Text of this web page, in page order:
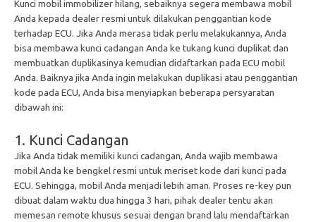
Kunci mobil immobilizer hilang, sebaiknya segera membawa mobil
Anda kepada dealer resmi untuk dilakukan penggantian kode
terhadap ECU. Jika Anda merasa tidak perlu melakukannya, Anda
bisa membawa kunci cadangan Anda ke tukang kunci duplikat dan
membuatkan duplikasinya kemudian didaftarkan pada ECU mobil
Anda. Baiknya jika Anda ingin melakukan duplikasi atau penggantian
kode pada ECU, Anda bisa menyiapkan beberapa persyaratan
dibawah ini:
1. Kunci Cadangan
Jika Anda tidak memiliki kunci cadangan, Anda wajib membawa
mobil Anda ke bengkel resmi untuk meriset kode dari kunci pada
ECU. Sehingga, mobil Anda menjadi lebih aman. Proses re-key pun
dibuat dalam waktu dua hingga 3 hari, pihak dealer tentu akan
memesan remote khusus sesuai dengan brand lalu mendaftarkan